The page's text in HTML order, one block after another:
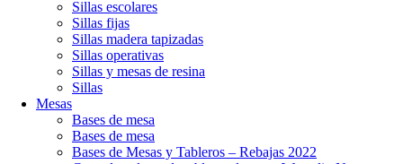
Sillas escolares
Sillas fijas
Sillas madera tapizadas
Sillas operativas
Sillas y mesas de resina
Sillas
Mesas
Bases de mesa
Bases de mesa
Bases de Mesas y Tableros – Rebajas 2022